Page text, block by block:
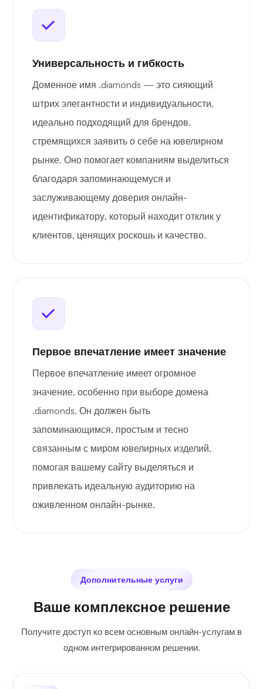
Универсальность и гибкость
Доменное имя .diamonds — это сияющий
штрих элегантности и индивидуальности,
идеально подходящий для брендов,
стремящихся заявить о себе на ювелирном
рынке. Оно помогает компаниям выделиться
благодаря запоминающемуся и
заслуживающему доверия онлайн-
идентификатору, который находит отклик у
клиентов, ценящих роскошь и качество.
Первое впечатление имеет значение
Первое впечатление имеет огромное
значение, особенно при выборе домена
.diamonds. Он должен быть
запоминающимся, простым и тесно
связанным с миром ювелирных изделий,
помогая вашему сайту выделяться и
привлекать идеальную аудиторию на
оживленном онлайн-рынке.
Дополнительные услуги
Ваше комплексное решение
Получите доступ ко всем основным онлайн-услугам в
одном интегрированном решении.